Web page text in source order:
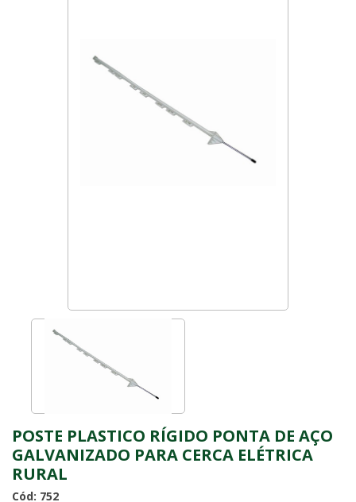
POSTE PLASTICO RÍGIDO PONTA DE AÇO
GALVANIZADO PARA CERCA ELÉTRICA
RURAL
Cód: 752